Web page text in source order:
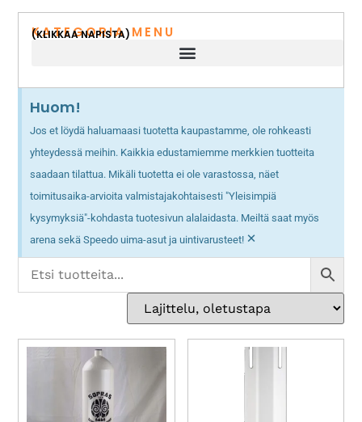
KATEGORIA MENU
(KLIKKAA NAPISTA)
Huom!
Jos et löydä haluamaasi tuotetta kaupastamme, ole rohkeasti
yhteydessä meihin. Kaikkia edustamiemme merkkien tuotteita
saadaan tilattua. Mikäli tuotetta ei ole varastossa, näet
toimitusaika-arvioita valmistajakohtaisesti "Yleisimpiä
kysymyksiä"-kohdasta tuotesivun alalaidasta. Meiltä saat myös
arena sekä Speedo uima-asut ja uintivarusteet! ×